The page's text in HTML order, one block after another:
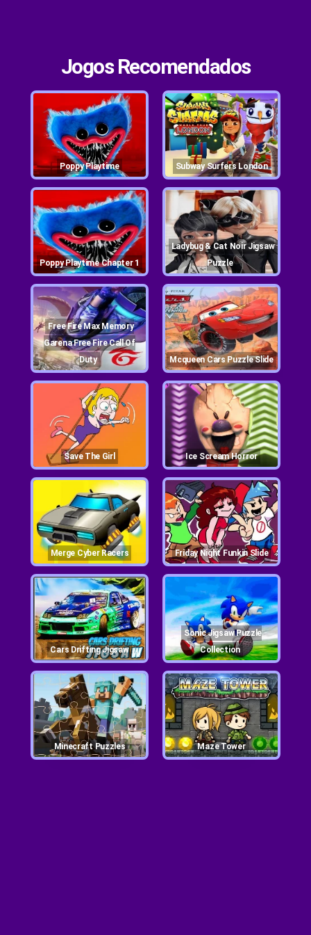
Jogos Recomendados
Poppy Playtime Subway Surfers London
Poppy Playtime Chapter 1
Ladybug & Cat Noir Jigsaw
Puzzle
Free Fire Max Memory
Garena Free Fire Call Of
Duty
Mcqueen Cars Puzzle Slide
Save The Girl Ice Scream Horror
Merge Cyber Racers Friday Night Funkin Slide
Cars Drifting Jigsaw
Sonic Jigsaw Puzzle
Collection
Minecraft Puzzles Maze Tower